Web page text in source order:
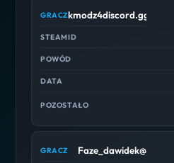
kmodz4discord.gg/cscdc
Faze_dawidek@